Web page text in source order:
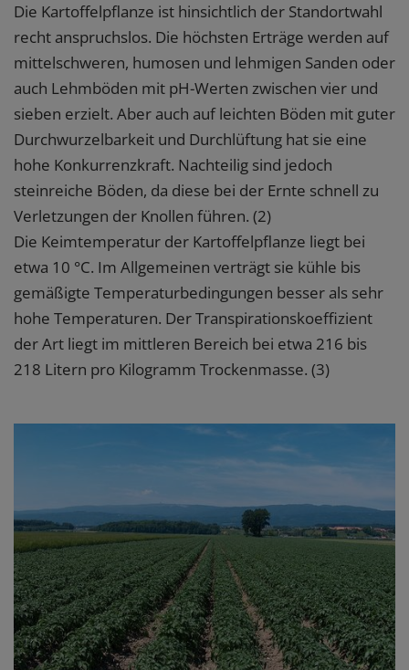
Die Kartoffelpflanze ist hinsichtlich der Standortwahl
recht anspruchslos. Die höchsten Erträge werden auf
mittelschweren, humosen und lehmigen Sanden oder
auch Lehmböden mit pH-Werten zwischen vier und
sieben erzielt. Aber auch auf leichten Böden mit guter
Durchwurzelbarkeit und Durchlüftung hat sie eine
hohe Konkurrenzkraft. Nachteilig sind jedoch
steinreiche Böden, da diese bei der Ernte schnell zu
Verletzungen der Knollen führen. (2)
Die Keimtemperatur der Kartoffelpflanze liegt bei
etwa 10 °C. Im Allgemeinen verträgt sie kühle bis
gemäßigte Temperaturbedingungen besser als sehr
hohe Temperaturen. Der Transpirationskoeffizient
der Art liegt im mittleren Bereich bei etwa 216 bis
218 Litern pro Kilogramm Trockenmasse. (3)